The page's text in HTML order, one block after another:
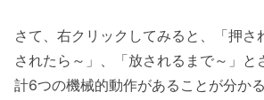
さて、右クリックしてみると、「押さ
されたら～」、「放されるまで～」と
計6つの機械的動作があることが分かる